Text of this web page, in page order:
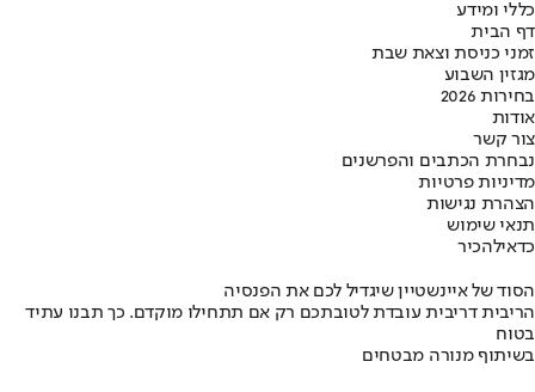
כללי ומידע
דף הבית
זמני כניסת וצאת שבת
מגזין השבוע
בחירות 2026
אודות
צור קשר
נבחרת הכתבים והפרשנים
מדיניות פרטיות
הצהרת נגישות
תנאי שימוש
כדאילהכיר
הסוד של איינשטיין שיגדיל לכם את הפנסיה
הריבית דריבית עובדת לטובתכם רק אם תתחילו מוקדם. כך תבנו עתיד
בטוח
בשיתוף מנורה מבטחים